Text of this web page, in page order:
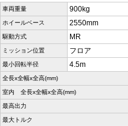
車両重量 900kg
ホイールベース 2550mm
駆動方式 MR
ミッション位置 フロア
最小回転半径 4.5m
全長x全幅x全高(mm)
室内 全長x全幅x全高(mm)
最高出力
最大トルク